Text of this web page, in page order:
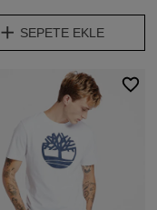
SEPETE EKLE